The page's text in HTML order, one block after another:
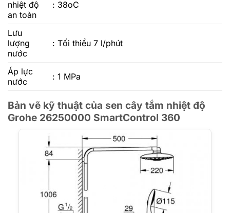
nhiệt độ
an toàn
: 38oC
Lưu
lượng
nước
: Tối thiểu 7 l/phút
Áp lực
nước
: 1 MPa
Bản vẽ kỹ thuật của sen cây tắm nhiệt độ
Grohe 26250000 SmartControl 360